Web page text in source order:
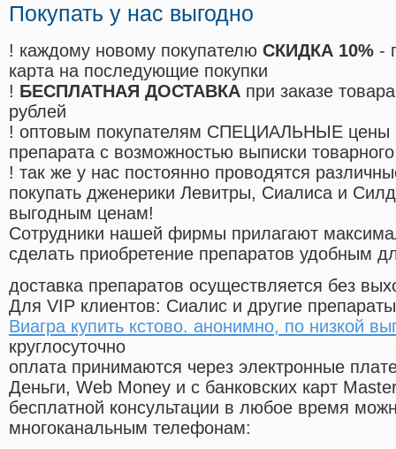
Покупать у нас выгодно
! каждому новому покупателю СКИДКА 10% -
карта на последующие покупки
! БЕСПЛАТНАЯ ДОСТАВКА при заказе
рублей
! оптовым покупателям СПЕЦИАЛЬНЫЕ цены
препарата с возможностью выписки
! так же у нас постоянно проводятся
покупать дженерики Левитры, Сиалиса и
выгодным ценам!
Cотрудники нашей фирмы прилагают
сделать приобретение препаратов удобным
доставка препаратов осуществляется без
Для VIP клиентов: Сиалис и другие
Виагра купить кстово. анонимно, по низкой
круглосуточно
оплата принимаются через электронные
Деньги, Web Money и с банковских карт
бесплатной консультации в любое время
многоканальным телефонам: